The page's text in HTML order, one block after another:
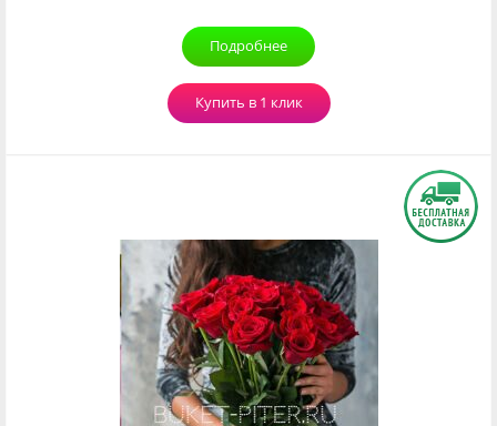
Подробнее
Купить в 1 клик